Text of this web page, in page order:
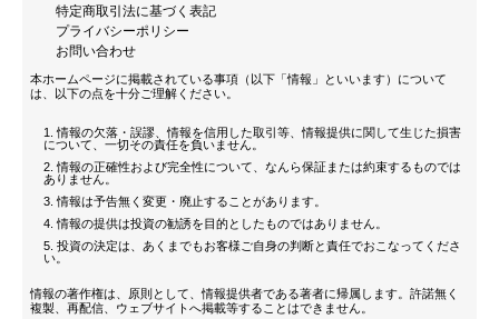
特定商取引法に基づく表記
プライバシーポリシー
お問い合わせ
本ホームページに掲載されている事項（以下「情報」といいます）について
は、以下の点を十分ご理解ください。
情報の欠落・誤謬、情報を信用した取引等、情報提供に関して生じた損害
について、一切その責任を負いません。
情報の正確性および完全性について、なんら保証または約束するものでは
ありません。
情報は予告無く変更・廃止することがあります。
情報の提供は投資の勧誘を目的としたものではありません。
投資の決定は、あくまでもお客様ご自身の判断と責任でおこなってくださ
い。
情報の著作権は、原則として、情報提供者である著者に帰属します。許諾無く
複製、再配信、ウェブサイトへ掲載等することはできません。